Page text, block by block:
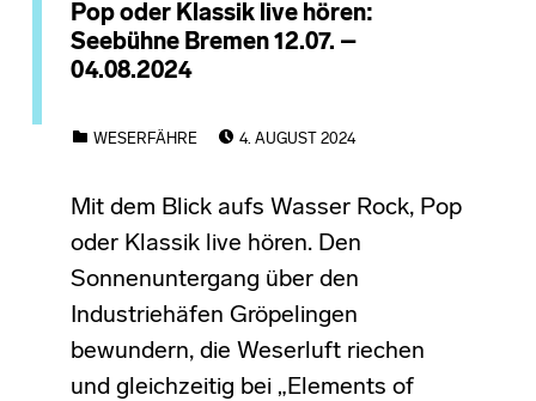
Pop oder Klassik live hören:
Seebühne Bremen 12.07. –
04.08.2024
WESERFÄHRE
4. AUGUST 2024
Mit dem Blick aufs Wasser Rock, Pop
oder Klassik live hören. Den
Sonnenuntergang über den
Industriehäfen Gröpelingen
bewundern, die Weserluft riechen
und gleichzeitig bei „Elements of